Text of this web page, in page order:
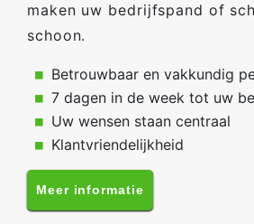
maken uw bedrijfspand of
schoon.
Betrouwbaar en vakkundig
7 dagen in de week tot uw
Uw wensen staan centraal
Klantvriendelijkheid
Meer informatie